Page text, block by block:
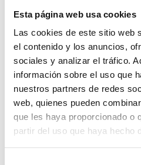
Esta página web usa cookies
Las cookies de este sitio web
el contenido y los anuncios,
sociales y analizar el tráfico.
información sobre el uso que
nuestros partners de redes
web, quienes pueden
que les haya proporcionado o
partir del uso que haya hecho
Situación de los
fecha 15/06/2023: